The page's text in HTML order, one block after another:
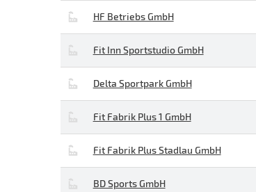
HF Betriebs GmbH
Fit Inn Sportstudio GmbH
Delta Sportpark GmbH
Fit Fabrik Plus 1 GmbH
Fit Fabrik Plus Stadlau GmbH
BD Sports GmbH